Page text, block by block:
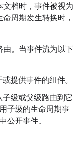
档时，事件被视为
周期发生转换时，
由。当事件流为以下
提供事件的组件。
级或父级路由到它
子级的生命周期事
公开事件。